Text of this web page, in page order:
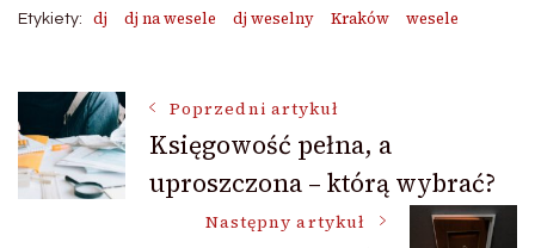
Etykiety: dj dj na wesele dj weselny Kraków wesele
Nawigacja
wpisu
Poprzedni artykuł
Księgowość pełna, a
uproszczona – którą wybrać?
Następny artykuł